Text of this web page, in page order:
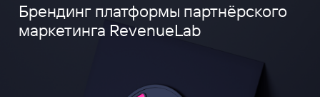
Брендинг платформы партнёрского
маркетинга RevenueLab